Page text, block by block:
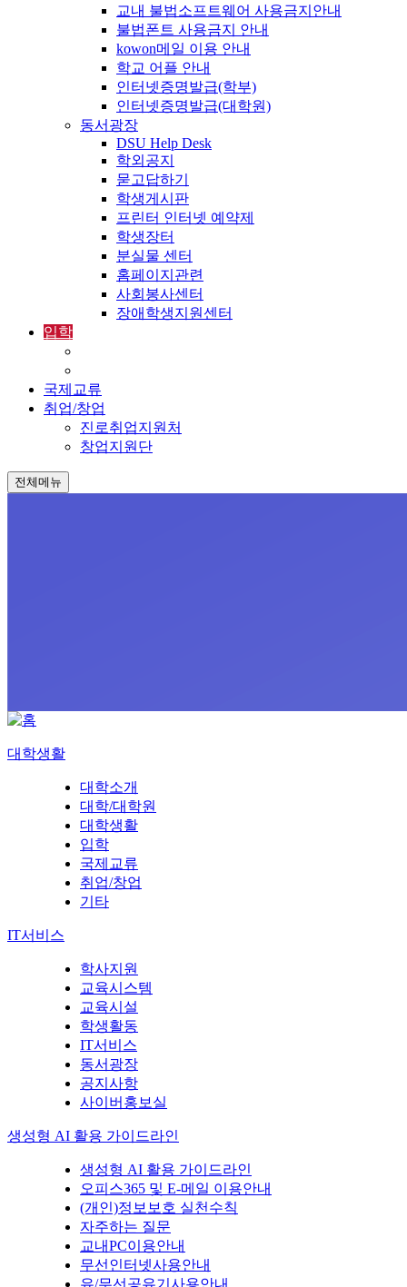
교내 불법소프트웨어 사용금지안내
불법폰트 사용금지 안내
kowon메일 이용 안내
학교 어플 안내
인터넷증명발급(학부)
인터넷증명발급(대학원)
동서광장
DSU Help Desk
학외공지
묻고답하기
학생게시판
프린터 인터넷 예약제
학생장터
분실물 센터
홈페이지관련
사회봉사센터
장애학생지원센터
입학
국제교류
취업/창업
진로취업지원처
창업지원단
전체메뉴
대학생활
대학소개
대학/대학원
대학생활
입학
국제교류
취업/창업
기타
IT서비스
학사지원
교육시스템
교육시설
학생활동
IT서비스
동서광장
공지사항
사이버홍보실
생성형 AI 활용 가이드라인
생성형 AI 활용 가이드라인
오피스365 및 E-메일 이용안내
(개인)정보보호 실천수칙
자주하는 질문
교내PC이용안내
무선인터넷사용안내
유/무선공유기사용안내